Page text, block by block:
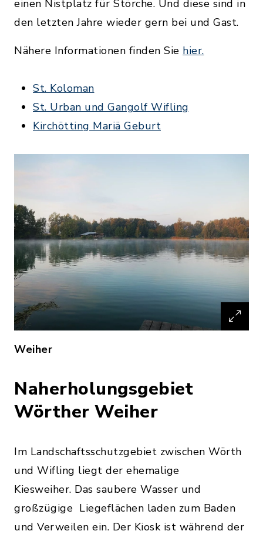
einen Nistplatz für Störche. Und diese sind in
den letzten Jahre wieder gern bei und Gast.
Nähere Informationen finden Sie hier.
St. Koloman
St. Urban und Gangolf Wifling
Kirchötting Mariä Geburt
Weiher
Naherholungsgebiet
Wörther Weiher
Im Landschaftsschutzgebiet zwischen Wörth
und Wifling liegt der ehemalige
Kiesweiher. Das saubere Wasser und
großzügige Liegeflächen laden zum Baden
und Verweilen ein. Der Kiosk ist während der